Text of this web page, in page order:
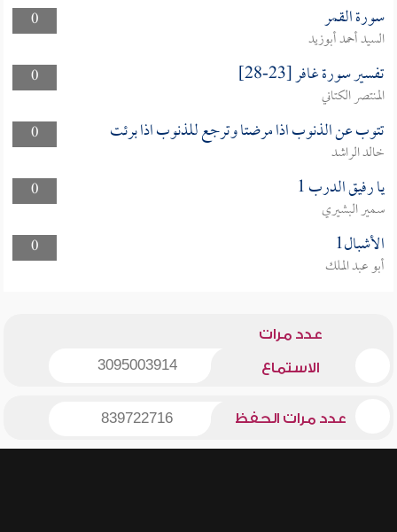
0
سورة القمر
السيد أحمد أبوزيد
0
تفسير سورة غافر [23-28]
المنتصر الكتاني
0
تتوب عن الذنوب اذا مرضتا وترجع للذنوب اذا برئت
خالد الراشد
0
يا رفيق الدرب 1
سمير البشيري
0
الأشبال1
أبو عبد الملك
عدد مرات
الاستماع 3095003914
عدد مرات الحفظ 839722716